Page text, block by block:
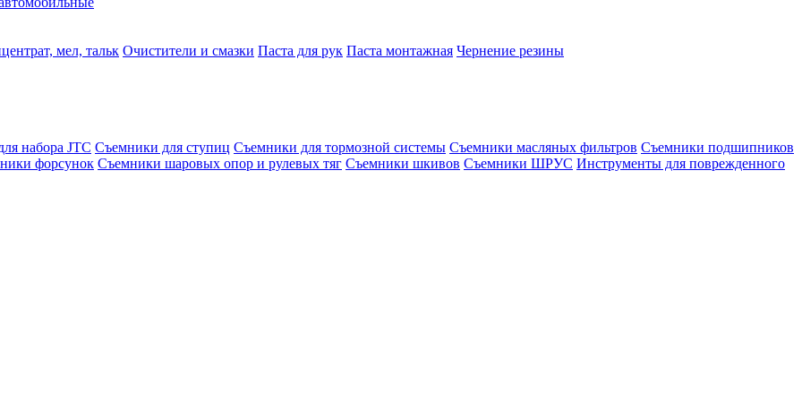
мел, тальк Очистители и смазки Паста для рук Паста монтажная Чернение резины
набора JTC Съемники для ступиц Съемники для тормозной системы Съемники масляных фильтров Съемники подшипников
форсунок Съемники шаровых опор и рулевых тяг Съемники шкивов Съемники ШРУС Инструменты для поврежденного